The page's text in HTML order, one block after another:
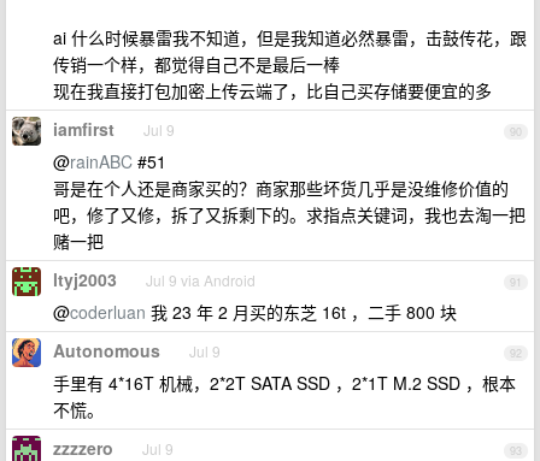
ai 什么时候暴雷我不知道，但是我知道必然暴雷，击鼓传花，跟
传销一个样，都觉得自己不是最后一棒
现在我直接打包加密上传云端了，比自己买存储要便宜的多
90
iamfirst Jul 9
@rainABC #51
哥是在个人还是商家买的？商家那些坏货几乎是没维修价值的
吧，修了又修，拆了又拆剩下的。求指点关键词，我也去淘一把
赌一把
91
ltyj2003 Jul 9 via Android
@coderluan 我 23 年 2 月买的东芝 16t ，二手 800 块
92
Autonomous Jul 9
手里有 4*16T 机械，2*2T SATA SSD ，2*1T M.2 SSD ，根本
不慌。
93
zzzzero Jul 9